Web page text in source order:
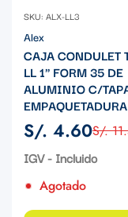
SKU: ALX-LL3
Alex
CAJA CONDULET
LL 1" FORM 35 DE
ALUMINIO C/
EMPAQUETADURA
Precio
de
S/. 4.60
Precio
regular
S/.
IGV - Incluido
Agotado